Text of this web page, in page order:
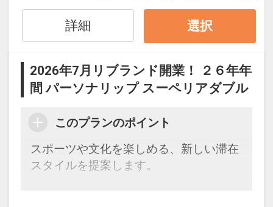
（3）日本茶ワークショップ（開催時
間：9:30～10:30）
（4）DJナイト・サックスナイト・コメ
●周辺散策に便利なレンタサイクルをご
※台数に限りがございます。
※内容や時間は予告なく変更される場合
がございます。
詳細 選択
2026年7月リブランド開業！ ２６年年
間 パーソナリップ スーペリアダブル
このプランのポイント
スポーツや文化を楽しめる、新しい滞在
スタイルを提案します。